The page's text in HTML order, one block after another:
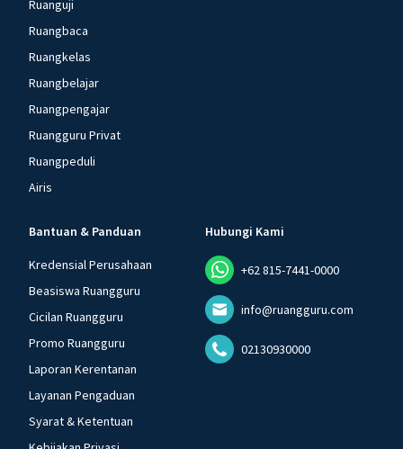
Ruanguji
Ruangbaca
Ruangkelas
Ruangbelajar
Ruangpengajar
Ruangguru Privat
Ruangpeduli
Airis
Bantuan & Panduan
Kredensial Perusahaan
Beasiswa Ruangguru
Cicilan Ruangguru
Promo Ruangguru
Laporan Kerentanan
Layanan Pengaduan
Syarat & Ketentuan
Hubungi Kami
+62 815-7441-0000
info@ruangguru.com
02130930000